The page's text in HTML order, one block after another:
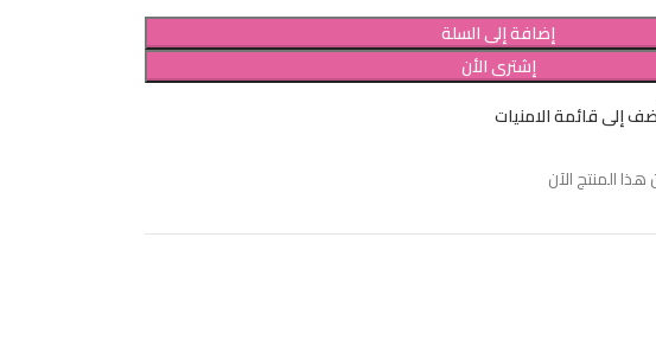
إضافة إلى السلة
إشترى الأن
إلى قائمة الامنيات
المنتج الآن